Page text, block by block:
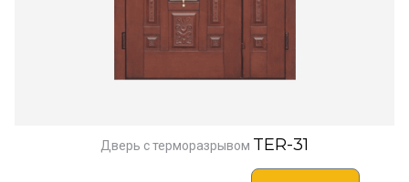
Дверь с терморазрывом TER-31